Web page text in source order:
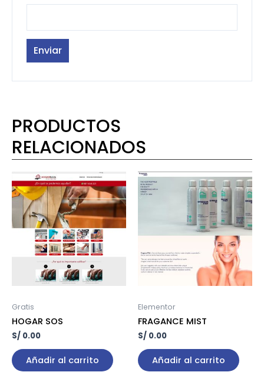
PRODUCTOS
RELACIONADOS
Gratis
HOGAR SOS
S/ 0.00
Añadir al carrito
Elementor
FRAGANCE MIST
S/ 0.00
Añadir al carrito